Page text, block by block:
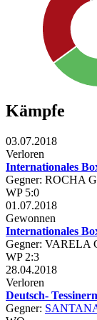
Kämpfe
03.07.2018
Verloren
Internationales
Gegner: ROCHA
WP 5:0
01.07.2018
Gewonnen
Internationales
Gegner: VARELA
WP 2:3
28.04.2018
Verloren
Deutsch-
Gegner: